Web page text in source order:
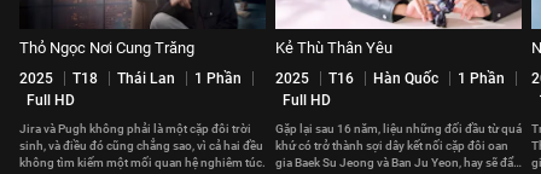
Thỏ Ngọc Nơi Cung Trăng
2025 T18 Thái Lan
1 Phần
Full HD
Jira và Pugh không phải là một cặp đôi trời
sinh, và điều đó cũng chẳng sao, vì cả hai đều
không tìm kiếm một mối quan hệ nghiêm túc.
Kẻ Thù Thân Yêu
2025 T16 Hàn Quốc
1 Phần
Full HD
Gặp lại sau 16 năm, liệu những đối đầu từ quá
khứ có trở thành sợi dây kết nối cặp đôi oan
gia Baek Su Jeong và Ban Ju Yeon, hay sẽ đẩy